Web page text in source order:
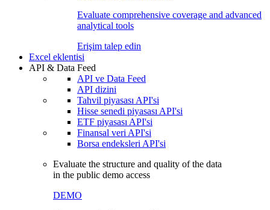
Evaluate comprehensive coverage and advanced
analytical tools
Erişim talep edin
Excel eklentisi
API & Data Feed
API ve Data Feed
API dizini
Tahvil piyasası API'si
Hisse senedi piyasası API'si
ETF piyasası API'si
Finansal veri API'si
Borsa endeksleri API'si
Evaluate the structure and quality of the data
in the public demo access
DEMO